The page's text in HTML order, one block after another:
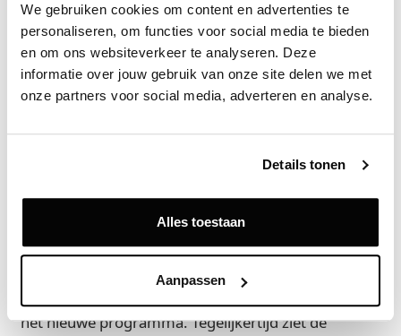
We gebruiken cookies om content en advertenties te
personaliseren, om functies voor social media te bieden
en om ons websiteverkeer te analyseren. Deze
informatie over jouw gebruik van onze site delen we met
onze partners voor social media, adverteren en analyse.
Details tonen
Alles toestaan
Aanpassen
verblijfsgebied met regionale aantrekkingskracht
Opvallend is dat een deel van het project wordt
vooruitgetrokken: de herinrichting van Voorheuvel-
Noord krijgt al in 2026 of begin 2027 een eigen
ingreep is in totaal €950.000 nodig, waarvan
€650.000 wordt gedekt uit de Reserve
Hoewel de gebiedsvisie een ambitieus
toekomstbeeld neerlegt, is het plan niet zonder
controverse. Uit participatieverslagen blijkt dat een
deel van de omwonenden zich zorgen maakt over
zichtverlies, verkeersverplaatsing en de schaal van
het nieuwe programma. Tegelijkertijd ziet de